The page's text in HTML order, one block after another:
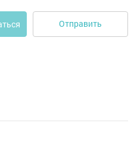
Отправить